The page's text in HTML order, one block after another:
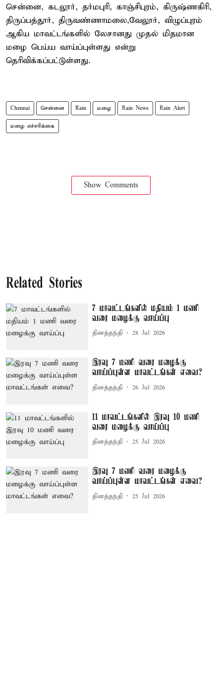
சென்னை, கடலூர், தர்மபுரி, காஞ்சிபுரம், கிருஷ்ணகிரி,
திருப்பத்தூர், திருவண்ணாமலை,வேலூர், விழுப்புரம்
ஆகிய மாவட்டங்களில் லேசானது முதல் மிதமான
மழை பெய்ய வாய்ப்புள்ளது என்று
தெரிவிக்கப்பட்டுள்ளது.
Chennai சென்னை Rain மழை Rain News Rain Alert
மழை எச்சரிக்கை
Show Comments
Related Stories
7 மாவட்டங்களில் மதியம் 1 மணி
வரை மழைக்கு வாய்ப்பு
தினத்தந்தி 28 Jul 2026
இரவு 7 மணி வரை மழைக்கு
வாய்ப்புள்ள மாவட்டங்கள் எவை?
தினத்தந்தி 26 Jul 2026
11 மாவட்டங்களில் இரவு 10 மணி
வரை மழைக்கு வாய்ப்பு
தினத்தந்தி 25 Jul 2026
இரவு 7 மணி வரை மழைக்கு
வாய்ப்புள்ள மாவட்டங்கள் எவை?
தினத்தந்தி 25 Jul 2026